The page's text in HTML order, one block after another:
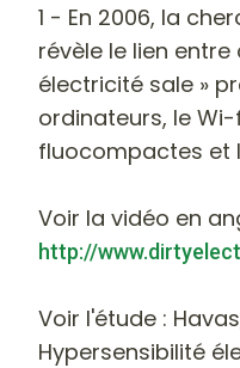
1 - En 2006, la
révèle le lien entre
électricité sale »
ordinateurs, le
fluocompactes et
Voir la vidéo en
http://
Voir l'étude :
Hypersensibilité